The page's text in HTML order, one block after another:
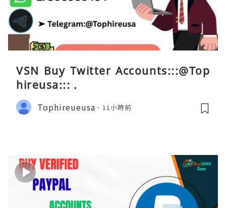
VSN Buy Twitter Accounts:::@Top
hireusa::: .
Tophireueusa 11小時前